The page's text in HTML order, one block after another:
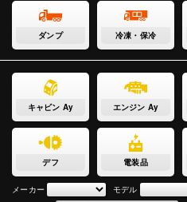
ダンプ 冷凍・保冷
キャビン Ay エンジン Ay
デフ 電装品
メーカー
モデル